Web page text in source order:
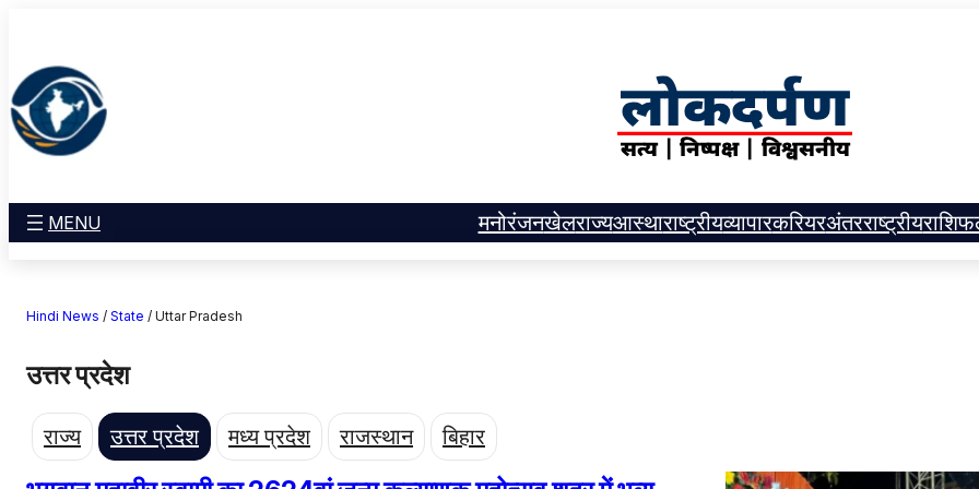
जाएं
MENU
खेल
राज्य
आस्था
व्यापार
राशिफल
एजुकेशन
Facebook InstagramX
मनोरंजनखेलराज्यआस्थाराष्ट्रीयव्यापारकरियरअंतरराष्ट्रीय
Hindi News / State / Uttar Pradesh
उत्तर प्रदेश
राज्य उत्तर प्रदेश मध्य प्रदेश राजस्थान बिहार